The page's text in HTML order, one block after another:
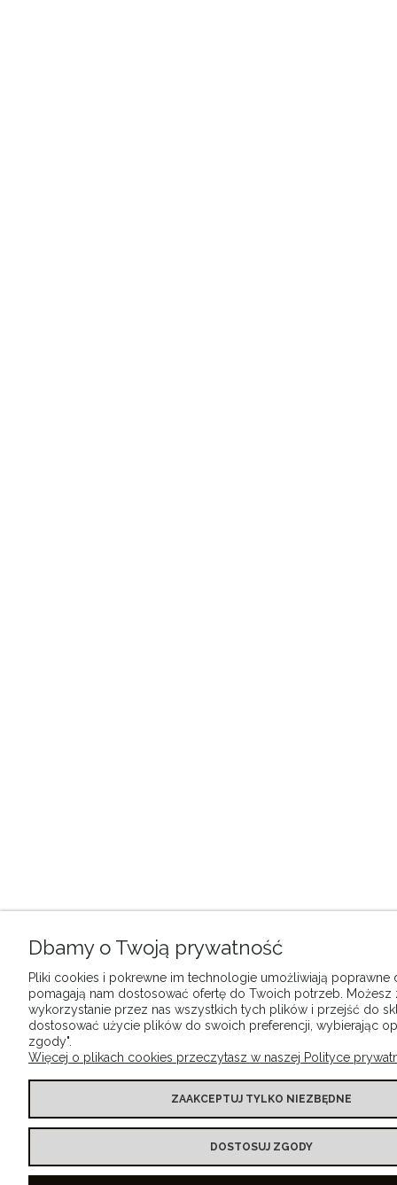
Dbamy o Twoją prywatność
Pliki cookies i pokrewne im technologie umożliwiają poprawne
pomagają nam dostosować ofertę do Twoich potrzeb. Możesz
wykorzystanie przez nas wszystkich tych plików i przejść do
dostosować użycie plików do swoich preferencji, wybierając
zgody".
Więcej o plikach cookies przeczytasz w naszej Polityce
ZAAKCEPTUJ TYLKO NIEZBĘDNE
DOSTOSUJ ZGODY